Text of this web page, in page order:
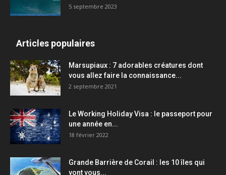
5 septembre 2023
Articles populaires
Marsupiaux : 7 adorables créatures dont
vous allez faire la connaissance...
2 septembre 2021
Le Working Holiday Visa : le passeport pour
une année en...
18 février 2022
Grande Barrière de Corail : les 10 îles qui
vont vous...